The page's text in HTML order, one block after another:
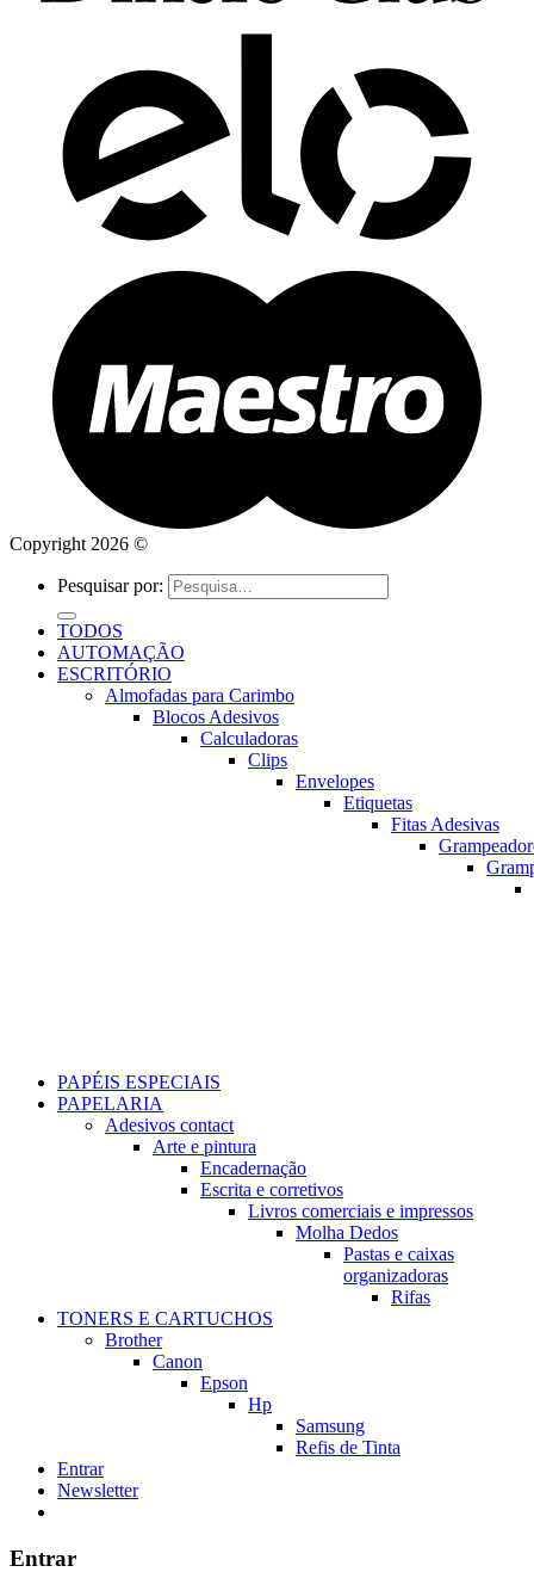
Copyright 2026 ©
Pesquisar por:
TODOS
AUTOMAÇÃO
ESCRITÓRIO
Almofadas para Carimbo
Blocos Adesivos
Calculadoras
Clips
Envelopes
Etiquetas
Fitas Adesivas
PAPÉIS ESPECIAIS
PAPELARIA
Adesivos contact
Arte e pintura
Encadernação
Escrita e corretivos
Livros comerciais e impressos
Molha Dedos
Pastas e caixas
organizadoras
Rifas
TONERS E CARTUCHOS
Brother
Canon
Epson
Hp
Samsung
Refis de Tinta
Entrar
Newsletter
Entrar